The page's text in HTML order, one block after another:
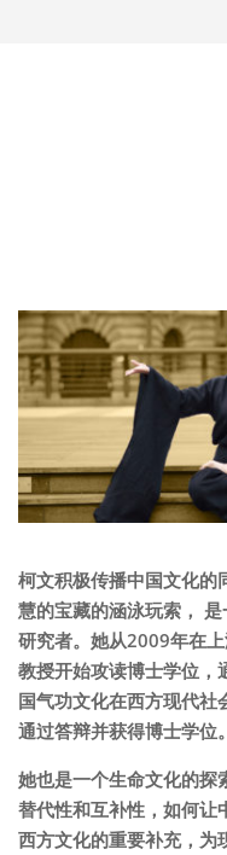
柯文积极传播中国文化的
慧的宝藏的涵泳玩索，
研究者。她从2009年在
教授开始攻读博士学位，
国气功文化在西方现代社
通过答辩并获得博士学位。
她也是一个生命文化的探
替代性和互补性，如何让
西方文化的重要补充，为